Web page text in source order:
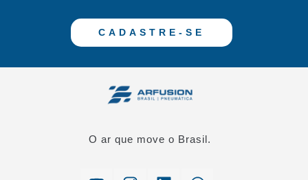
CADASTRE-SE
O ar que move o Brasil.